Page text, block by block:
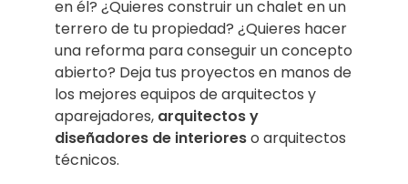
en él? ¿Quieres construir un chalet en un
terrero de tu propiedad? ¿Quieres hacer
una reforma para conseguir un concepto
abierto? Deja tus proyectos en manos de
los mejores equipos de arquitectos y
aparejadores, arquitectos y
diseñadores de interioreso arquitectos
técnicos.